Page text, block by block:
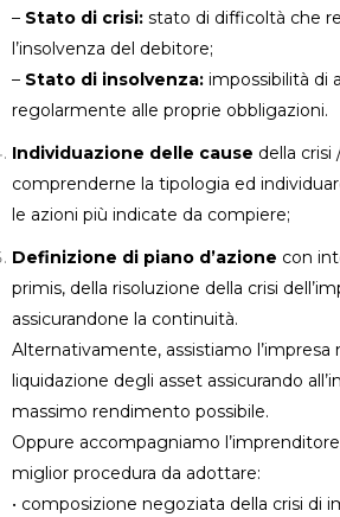
– Stato di crisi: stato di difficoltà che
l’insolvenza del debitore;
– Stato di insolvenza: impossibilità di
regolarmente alle proprie obbligazioni.
Individuazione delle cause della crisi
comprenderne la tipologia ed
le azioni più indicate da compiere;
Definizione di piano d’azione con
primis, della risoluzione della crisi
assicurandone la continuità.
Alternativamente, assistiamo l’impresa
liquidazione degli asset assicurando
massimo rendimento possibile.
Oppure accompagniamo
miglior procedura da adottare:
• composizione negoziata della crisi di